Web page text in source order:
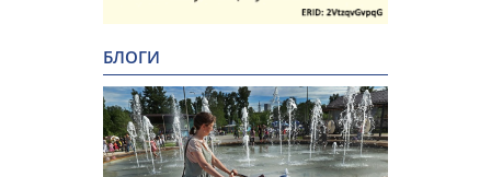
БЛОГИ